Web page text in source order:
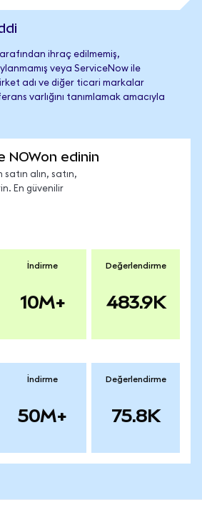
ihraç edilmemiş,
veya ServiceNow ile
adı ve diğer ticari markalar
varlığını tanımlamak amacıyla
NOWon edinin
alın, satın,
En güvenilir
İndirme
10M+
Değerlendirme
483.9K
İndirme
50M+
Değerlendirme
75.8K